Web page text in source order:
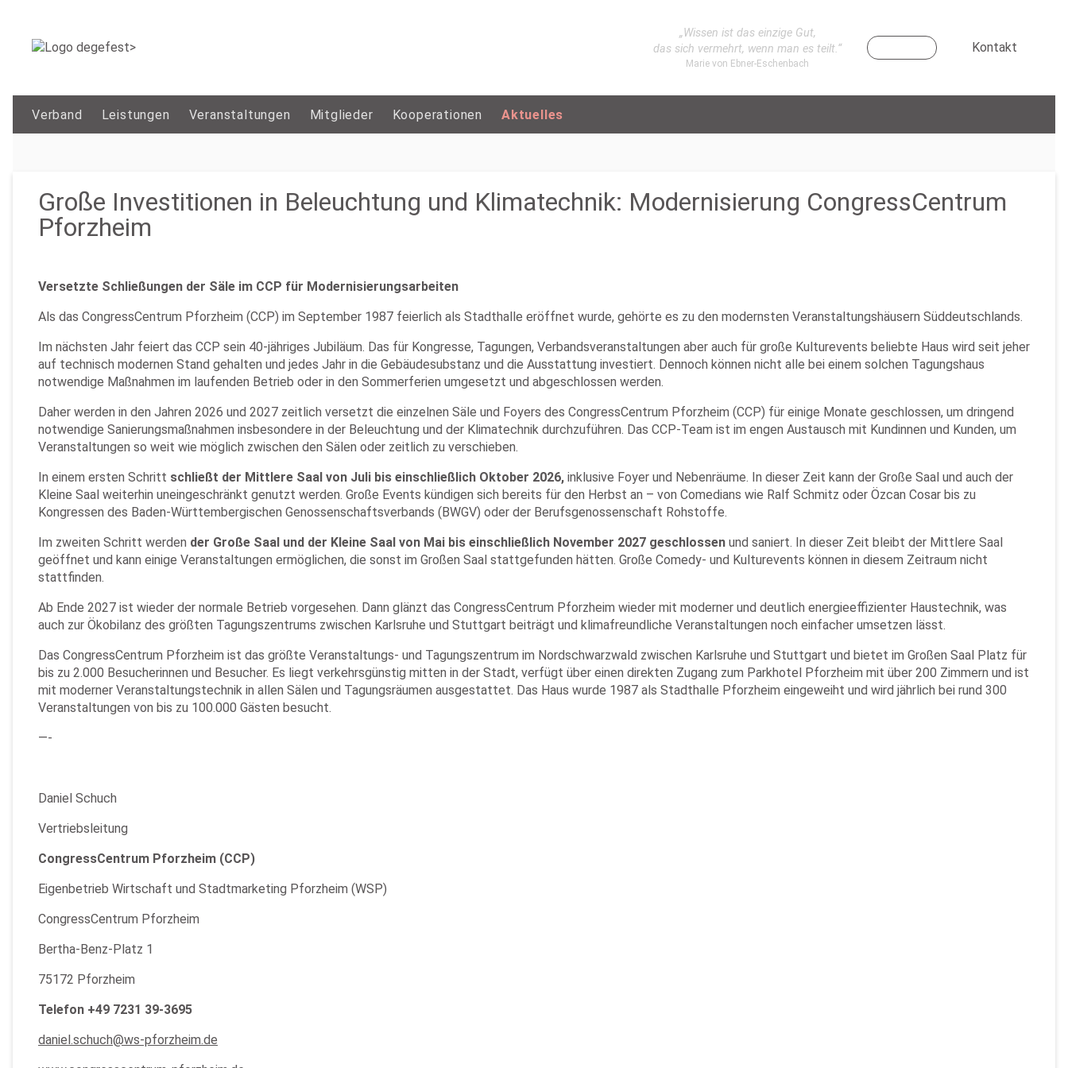
„Wissen ist das einzige Gut,
das sich vermehrt, wenn man es teilt.“
Marie von Ebner-Eschenbach
Kontakt
Verband Leistungen Veranstaltungen Mitglieder Kooperationen Aktuelles
Große Investitionen in Beleuchtung und Klimatechnik: Modernisierung CongressCentrum
Pforzheim
Versetzte Schließungen der Säle im CCP für Modernisierungsarbeiten
Als das CongressCentrum Pforzheim (CCP) im September 1987 feierlich als Stadthalle eröffnet wurde, gehörte es zu den modernsten Veranstaltungshäusern Süddeutschlands.
Im nächsten Jahr feiert das CCP sein 40-jähriges Jubiläum. Das für Kongresse, Tagungen, Verbandsveranstaltungen aber auch für große Kulturevents beliebte Haus wird seit jeher
auf technisch modernen Stand gehalten und jedes Jahr in die Gebäudesubstanz und die Ausstattung investiert. Dennoch können nicht alle bei einem solchen Tagungshaus
notwendige Maßnahmen im laufenden Betrieb oder in den Sommerferien umgesetzt und abgeschlossen werden.
Daher werden in den Jahren 2026 und 2027 zeitlich versetzt die einzelnen Säle und Foyers des CongressCentrum Pforzheim (CCP) für einige Monate geschlossen, um dringend
notwendige Sanierungsmaßnahmen insbesondere in der Beleuchtung und der Klimatechnik durchzuführen. Das CCP-Team ist im engen Austausch mit Kundinnen und Kunden, um
Veranstaltungen so weit wie möglich zwischen den Sälen oder zeitlich zu verschieben.
In einem ersten Schritt schließt der Mittlere Saal von Juli bis einschließlich Oktober 2026, inklusive Foyer und Nebenräume. In dieser Zeit kann der Große Saal und auch der
Kleine Saal weiterhin uneingeschränkt genutzt werden. Große Events kündigen sich bereits für den Herbst an – von Comedians wie Ralf Schmitz oder Özcan Cosar bis zu
Kongressen des Baden-Württembergischen Genossenschaftsverbands (BWGV) oder der Berufsgenossenschaft Rohstoffe.
Im zweiten Schritt werden der Große Saal und der Kleine Saal von Mai bis einschließlich November 2027 geschlossen und saniert. In dieser Zeit bleibt der Mittlere Saal
geöffnet und kann einige Veranstaltungen ermöglichen, die sonst im Großen Saal stattgefunden hätten. Große Comedy- und Kulturevents können in diesem Zeitraum nicht
stattfinden.
Ab Ende 2027 ist wieder der normale Betrieb vorgesehen. Dann glänzt das CongressCentrum Pforzheim wieder mit moderner und deutlich energieeffizienter Haustechnik, was
auch zur Ökobilanz des größten Tagungszentrums zwischen Karlsruhe und Stuttgart beiträgt und klimafreundliche Veranstaltungen noch einfacher umsetzen lässt.
Das CongressCentrum Pforzheim ist das größte Veranstaltungs- und Tagungszentrum im Nordschwarzwald zwischen Karlsruhe und Stuttgart und bietet im Großen Saal Platz für
bis zu 2.000 Besucherinnen und Besucher. Es liegt verkehrsgünstig mitten in der Stadt, verfügt über einen direkten Zugang zum Parkhotel Pforzheim mit über 200 Zimmern und ist
mit moderner Veranstaltungstechnik in allen Sälen und Tagungsräumen ausgestattet. Das Haus wurde 1987 als Stadthalle Pforzheim eingeweiht und wird jährlich bei rund 300
Veranstaltungen von bis zu 100.000 Gästen besucht.
—-
Daniel Schuch
Vertriebsleitung
CongressCentrum Pforzheim (CCP)
Eigenbetrieb Wirtschaft und Stadtmarketing Pforzheim (WSP)
CongressCentrum Pforzheim
Bertha-Benz-Platz 1
75172 Pforzheim
Telefon +49 7231 39-3695
daniel.schuch@ws-pforzheim.de